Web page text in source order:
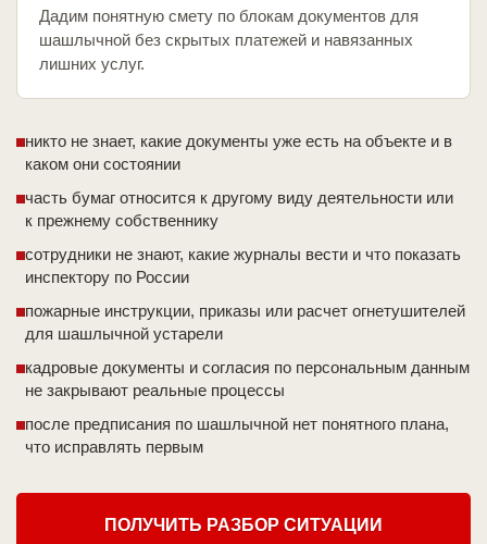
Дадим понятную смету по блокам документов для
шашлычной без скрытых платежей и навязанных
лишних услуг.
никто не знает, какие документы уже есть на объекте и в
каком они состоянии
часть бумаг относится к другому виду деятельности или
к прежнему собственнику
сотрудники не знают, какие журналы вести и что показать
инспектору по России
пожарные инструкции, приказы или расчет огнетушителей
для шашлычной устарели
кадровые документы и согласия по персональным данным
не закрывают реальные процессы
после предписания по шашлычной нет понятного плана,
что исправлять первым
ПОЛУЧИТЬ РАЗБОР СИТУАЦИИ